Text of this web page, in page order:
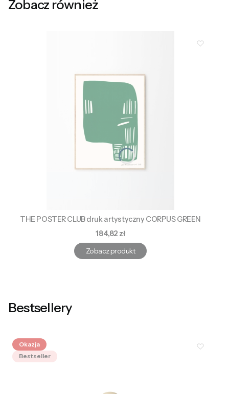
Zobacz również
THE POSTER CLUB druk artystyczny CORPUS GREEN
Cena
184,82 zł
Zobacz produkt
Bestsellery
Okazja
Bestseller